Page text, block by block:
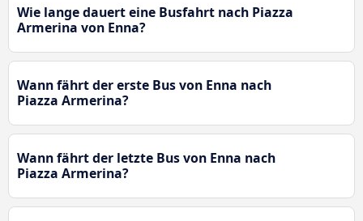
Wie lange dauert eine Busfahrt nach Piazza
Armerina von Enna?
Wann fährt der erste Bus von Enna nach
Piazza Armerina?
Wann fährt der letzte Bus von Enna nach
Piazza Armerina?